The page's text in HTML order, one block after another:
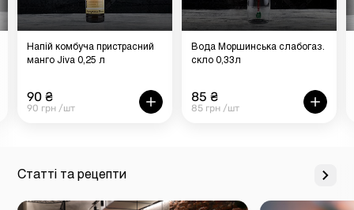
Напій комбуча пристрасний
манго Jiva 0,25 л
90 ₴
90 грн /шт
Вода Моршинська слабогаз.
скло 0,33л
85 ₴
85 грн /шт
Статті та рецепти